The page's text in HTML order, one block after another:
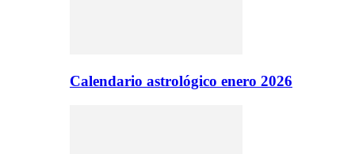
Calendario astrológico enero 2026